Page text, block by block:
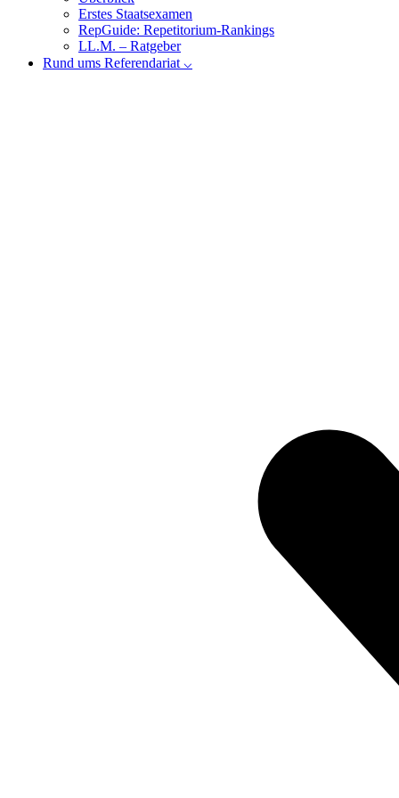
Erstes Staatsexamen
RepGuide: Repetitorium-Rankings
LL.M. – Ratgeber
Rund ums Referendariat ⌵